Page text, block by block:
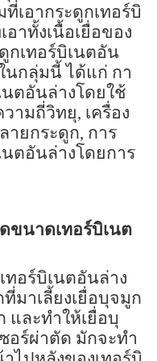
ที่เอากระดูกเทอร์บิ
อาทั้งเนื้อเยื่อของ
กเทอร์บิเนตอัน
นกลุ่มนี้ ได้แก่ กา
ตอันล่างโดยใช้
ามถี่วิทยุ, เครื่อง
ายกระดูก, การ
ตอันล่างโดยการ
ขนาดเทอร์บิเนต
ทอร์บิเนตอันล่าง
มาเลี้ยงเยื่อบุจมูก
และทำให้เยื่อบุ
อร์ผ่าตัด มักจะทำ